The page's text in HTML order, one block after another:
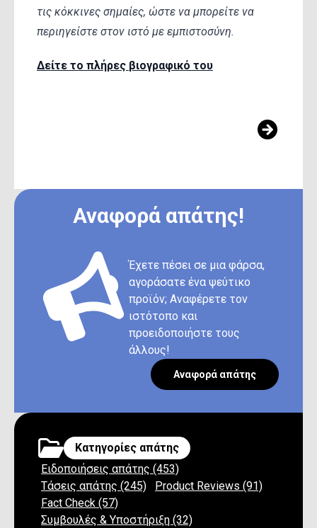
τις κόκκινες σημαίες, ώστε να μπορείτε να
περιηγείστε στον ιστό με εμπιστοσύνη.
Δείτε το πλήρες βιογραφικό του
Αναφορά απάτης!
Έχετε πέσει σε μια φάρσα,
αγοράσατε ένα ψεύτικο
προϊόν; Αναφέρετε τον
ιστότοπο και
προειδοποιήστε τους
άλλους!
Αναφορά απάτης
Κατηγορίες απάτης
Ειδοποιήσεις απάτης (453)
Τάσεις απάτης (245)
Product Reviews (91)
Fact Check (57)
Συμβουλές & Υποστήριξη (32)